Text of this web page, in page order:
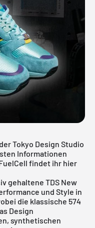
Tokyo Design Studio
Informationen
findet ihr hier
gehaltene TDS New
und Style in
die klassische 574
Design
synthetischen